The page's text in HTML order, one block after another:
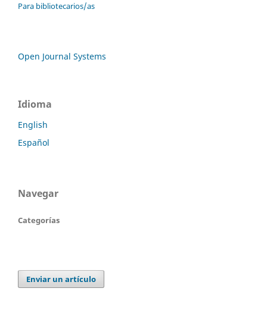
Para bibliotecarios/as
Open Journal Systems
Idioma
English
Español
Navegar
Categorías
Enviar un artículo